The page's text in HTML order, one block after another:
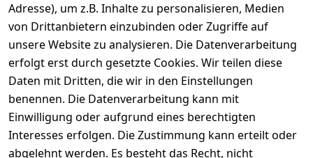
Adresse), um z.B. Inhalte zu personalisieren, Medien
von Drittanbietern einzubinden oder Zugriffe auf
unsere Website zu analysieren. Die Datenverarbeitung
erfolgt erst durch gesetzte Cookies. Wir teilen diese
Daten mit Dritten, die wir in den Einstellungen
benennen. Die Datenverarbeitung kann mit
Einwilligung oder aufgrund eines berechtigten
Interesses erfolgen. Die Zustimmung kann erteilt oder
abgelehnt werden. Es besteht das Recht, nicht
Rechtliches
Impressum
Datenschutze
Services
Registrieren